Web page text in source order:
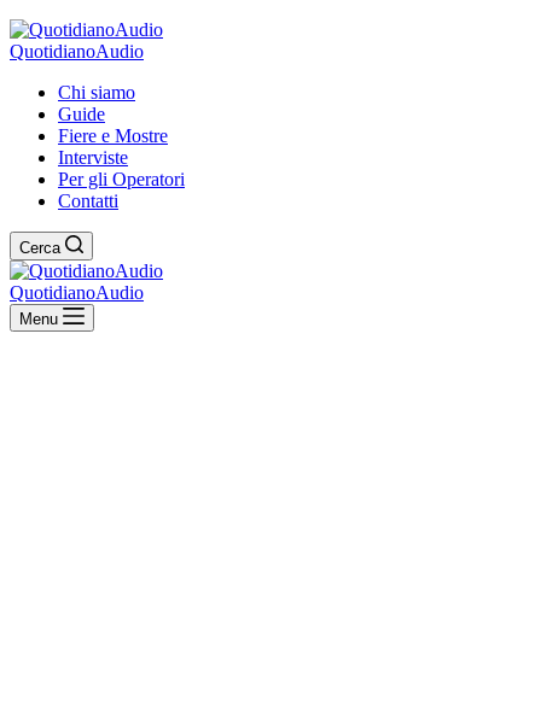
QuotidianoAudio
Chi siamo
Guide
Fiere e Mostre
Interviste
Per gli Operatori
Contatti
Cerca
QuotidianoAudio
Menu